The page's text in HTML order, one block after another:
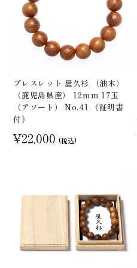
ブレスレット 屋久杉 （油木）
（鹿児島県産） 12mm 17玉
（アソート） No.41 《証明書
付》
¥22,000 (税込)